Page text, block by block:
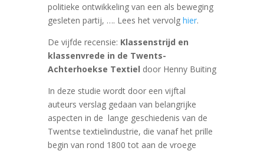
politieke ontwikkeling van een als beweging
gesleten partij, …. Lees het vervolg hier.
De vijfde recensie: Klassenstrijd en
klassenvrede in de Twents-
Achterhoekse Textiel door Henny Buiting
In deze studie wordt door een vijftal
auteurs verslag gedaan van belangrijke
aspecten in de lange geschiedenis van de
Twentse textielindustrie, die vanaf het prille
begin van rond 1800 tot aan de vroege